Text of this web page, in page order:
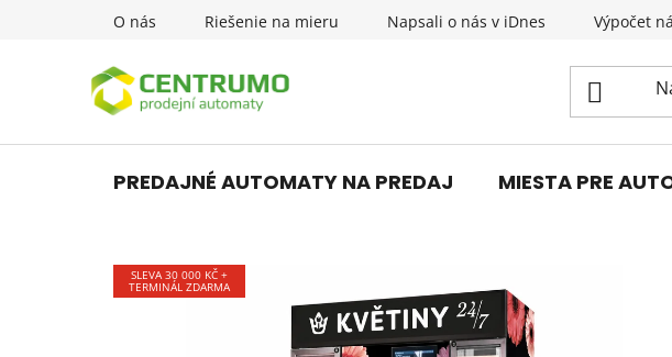
O nás Riešenie na mieru Napsali o nás v iDnes Výpočet
PREDAJNÉ AUTOMATY NA PREDAJ MIESTA PRE
SLEVA 30 000 KČ +
TERMINÁL ZDARMA